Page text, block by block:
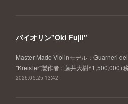
バイオリン"Oki Fujii"
Master Made Violinモデル：Guarneri
"Kreisler"製作者 : 藤井大樹¥1,500,000+
2026.05.25 13:42